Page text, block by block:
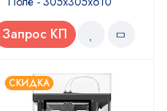
Запрос КП
СКИДКА